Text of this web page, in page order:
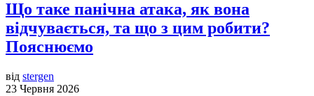
Що таке панічна атака, як вона
відчувається, та що з цим робити?
Пояснюємо
від stergen
23 Червня 2026